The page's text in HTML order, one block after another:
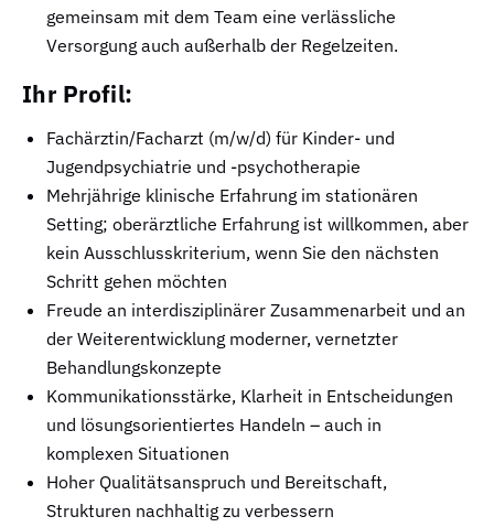
gemeinsam mit dem Team eine verlässliche
Versorgung auch außerhalb der Regelzeiten.
Ihr Profil:
Fachärztin/Facharzt (m/w/d) für Kinder- und
Jugendpsychiatrie und -psychotherapie
Mehrjährige klinische Erfahrung im stationären
Setting; oberärztliche Erfahrung ist willkommen, aber
kein Ausschlusskriterium, wenn Sie den nächsten
Schritt gehen möchten
Freude an interdisziplinärer Zusammenarbeit und an
der Weiterentwicklung moderner, vernetzter
Behandlungskonzepte
Kommunikationsstärke, Klarheit in Entscheidungen
und lösungsorientiertes Handeln – auch in
komplexen Situationen
Hoher Qualitätsanspruch und Bereitschaft,
Strukturen nachhaltig zu verbessern